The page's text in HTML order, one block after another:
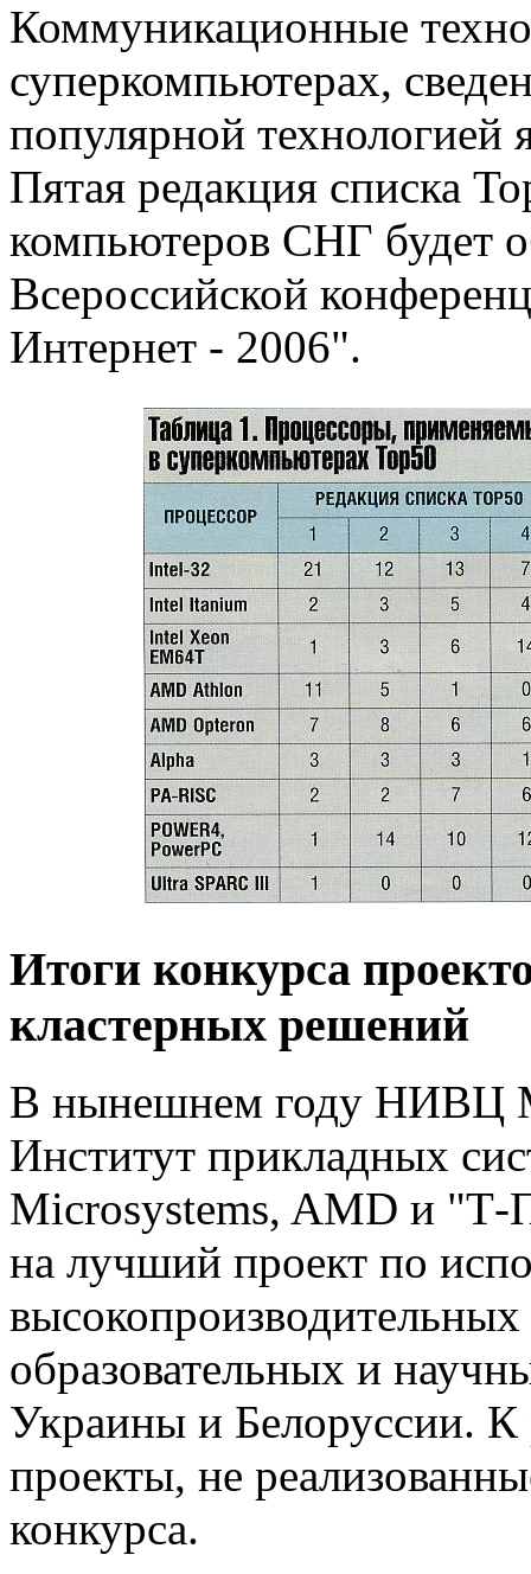
Коммуникационные
суперкомпьютерах,
популярной технологией
Пятая редакция списка
компьютеров СНГ будет
Всероссийской
Интернет - 2006".
Итоги конкурса
кластерных решений
В нынешнем году НИВЦ
Институт прикладных
Microsystems, AMD и "Т-
на лучший проект по
образовательных и
Украины и Белоруссии.
проекты, не
конкурса.